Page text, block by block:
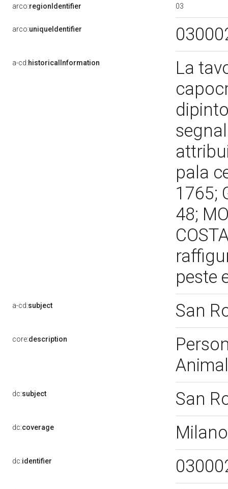
arco:regionIdentifier 03
arco:uniqueIdentifier
a-cd:historicalInformation
La
pala
1765;
48;
peste
a-cd:subject San
core:description
dc:subject San
dc:coverage
dc:identifier